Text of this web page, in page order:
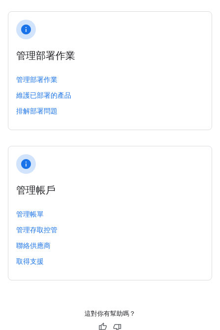
info
管理部署作業
管理部署作業
維護已部署的產品
排解部署問題
info
管理帳戶
管理帳單
管理存取控管
聯絡供應商
取得支援
這對你有幫助嗎？